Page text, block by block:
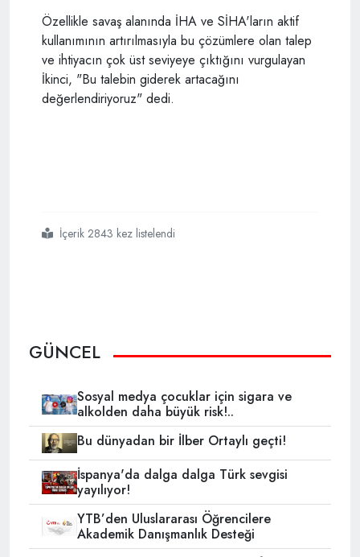
Özellikle savaş alanında İHA ve SİHA'ların aktif
kullanımının artırılmasıyla bu çözümlere olan talep
ve ihtiyacın çok üst seviyeye çıktığını vurgulayan
İkinci, "Bu talebin giderek artacağını
değerlendiriyoruz" dedi.
#avrupada
#türk
#siha
#korkusuİçerik 2843 kez listelendi
GÜNCEL
Sosyal medya çocuklar için sigara ve
alkolden daha büyük risk!..
Bu dünyadan bir İlber Ortaylı geçti!
İspanya'da dalga dalga Türk sevgisi
yayılıyor!
YTB’den Uluslararası Öğrencilere
Akademik Danışmanlık Desteği